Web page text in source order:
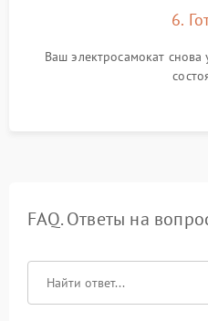
6.
Ваш электросамокат
FAQ. Ответы на